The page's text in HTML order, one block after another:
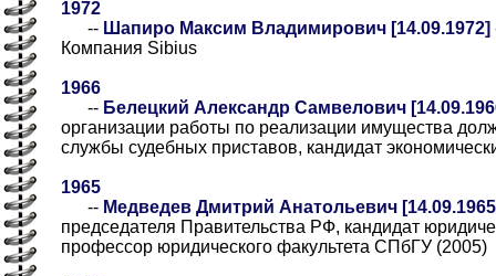
1972
-- Шапиро Максим Владимирович [14.09.1972]
Компания Sibius
1966
-- Белецкий Александр Самвелович
организации работы по реализации имущества
службы судебных приставов, кандидат
1965
-- Медведев Дмитрий Анатольевич
председателя Правительства РФ, кандидат
профессор юридического факультета СПбГУ (2005)